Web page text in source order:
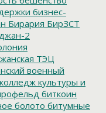
бизнес-
Бирария БирЗСТ
2
ТЭЦ
военный
культуры и
биткоин
болото битумные